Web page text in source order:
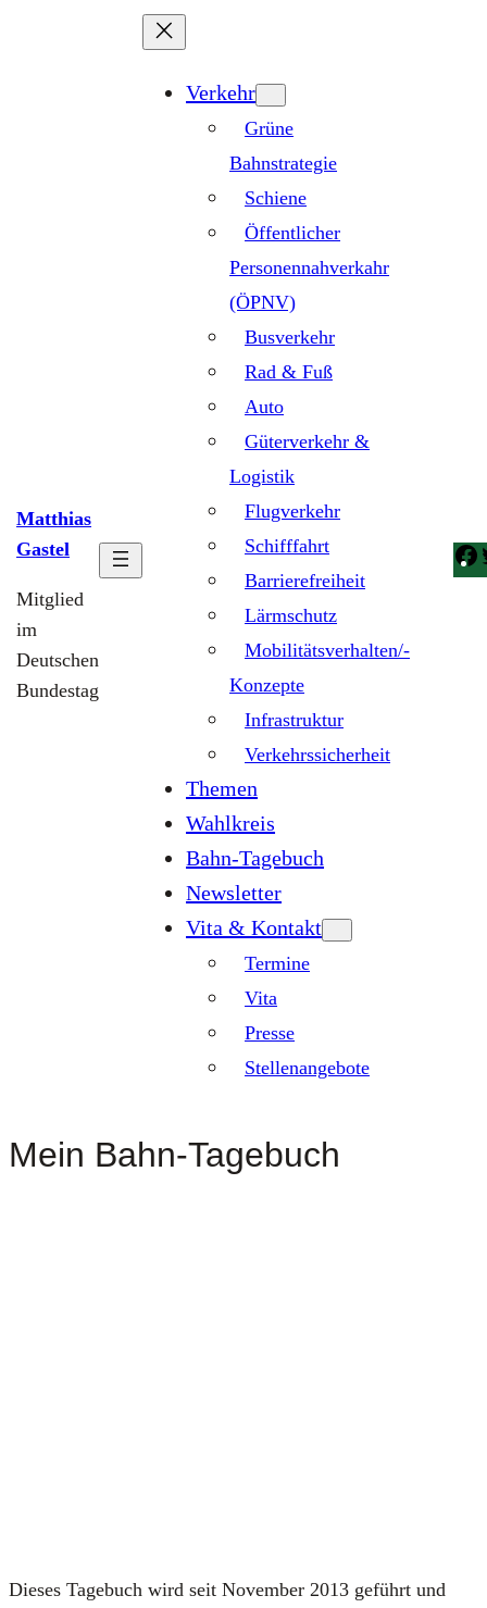
Matthias
Gastel
Mitglied
im
Deutschen
Bundestag
Verkehr
Grüne
Bahnstrategie
Schiene
Öffentlicher
Personennahverkahr
(ÖPNV)
Busverkehr
Rad & Fuß
Auto
Güterverkehr &
Logistik
Flugverkehr
Schifffahrt
Barrierefreiheit
Lärmschutz
Mobilitätsverhalten/-
Konzepte
Infrastruktur
Verkehrssicherheit
Themen
Wahlkreis
Bahn-Tagebuch
Newsletter
Vita & Kontakt
Termine
Vita
Presse
Stellenangebote
Mein Bahn-Tagebuch
Die­ses Tage­buch wird seit Novem­ber 2013 geführt und